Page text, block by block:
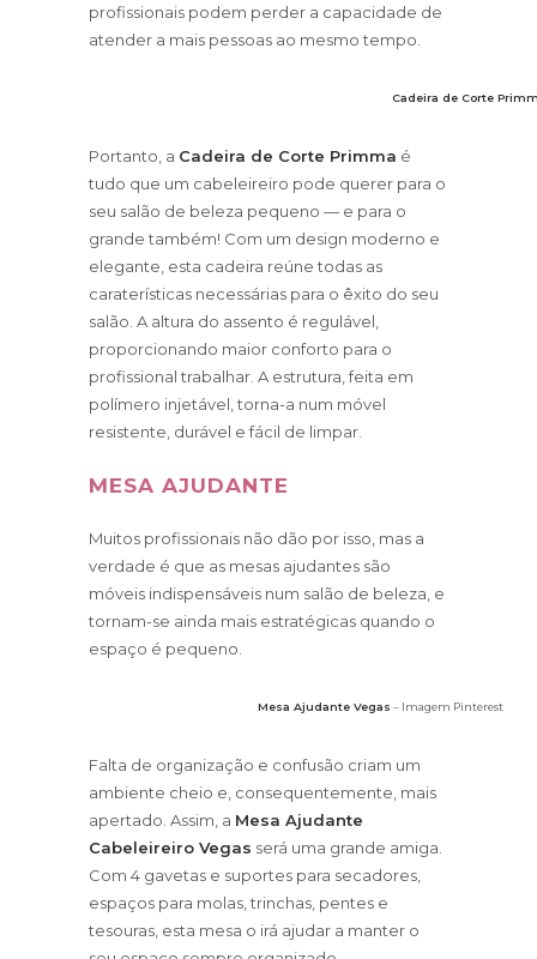
profissionais podem perder a capacidade de
atender a mais pessoas ao mesmo tempo.
Cadeira de Corte
Portanto, a Cadeira de Corte Primma é
tudo que um cabeleireiro pode querer para o
seu salão de beleza pequeno — e para o
grande também! Com um design moderno e
elegante, esta cadeira reúne todas as
caraterísticas necessárias para o êxito do seu
salão. A altura do assento é regulável,
proporcionando maior conforto para o
profissional trabalhar. A estrutura, feita em
polímero injetável, torna-a num móvel
resistente, durável e fácil de limpar.
MESA AJUDANTE
Muitos profissionais não dão por isso, mas a
verdade é que as mesas ajudantes são
móveis indispensáveis num salão de beleza, e
tornam-se ainda mais estratégicas quando o
espaço é pequeno.
Mesa Ajudante Vegas – Imagem Pinterest
Falta de organização e confusão criam um
ambiente cheio e, consequentemente, mais
apertado. Assim, a Mesa Ajudante
Cabeleireiro Vegas será uma grande amiga.
Com 4 gavetas e suportes para secadores,
espaços para molas, trinchas, pentes e
tesouras, esta mesa o irá ajudar a manter o